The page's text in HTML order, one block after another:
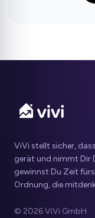
ViVi stellt sicher,
gerät und nimmt Dir
gewinnst Du Zeit
Ordnung, die
© 2026 ViVi GmbH